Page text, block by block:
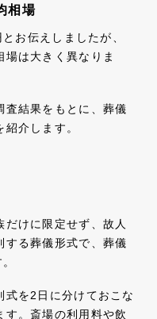
相場
お伝えしましたが、
は大きく異なりま
査結果をもとに、葬儀
介します。
けに限定せず、故人
する葬儀形式で、葬儀
式を2日に分けておこな
す。斎場の利用料や飲